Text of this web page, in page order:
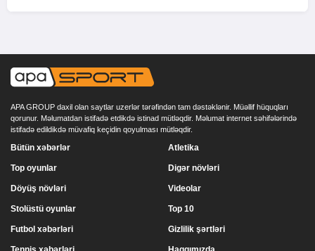
APA GROUP daxil olan saytlar uzerlər tərəfindən tam dəstəklənir. Müəllif hüquqları
qorunur. Məlumatdan istifadə etdikdə istinad mütləqdir. Məlumat internet səhifələrində
istifadə edildikdə müvafiq keçidin qoyulması mütləqdir.
Bütün xəbərlər
Top oyunlar
Döyüş növləri
Stolüstü oyunlar
Atletika
Digər növləri
Videolar
Top 10
Futbol xəbərləri Gizlilik şərtləri